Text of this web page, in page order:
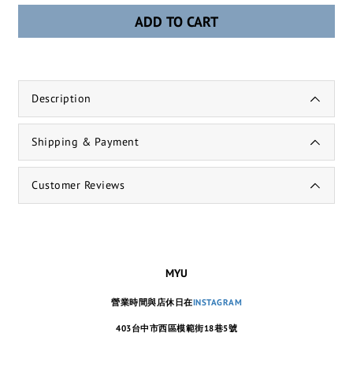
ADD TO CART
Description
Shipping & Payment
Customer Reviews
MYU
營業時間與店休日在INSTAGRAM
403台中市西區模範街18巷5號